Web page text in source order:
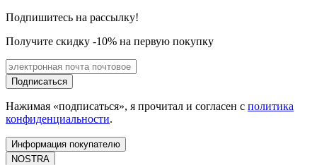
Подпишитесь на рассылку!
Получите скидку -10% на первую покупку
Подписаться
Нажимая «подписаться», я прочитал и согласен с политика
конфиденциальности.
Информация покупателю
NOSTRA